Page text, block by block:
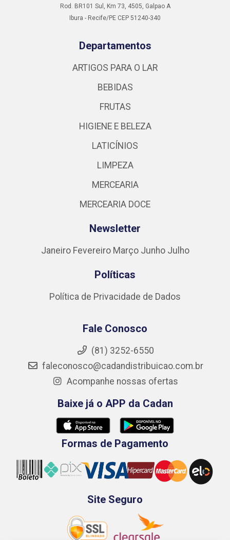
Rod. BR101 Sul, Km 73, 4505, Galpao A
Ibura - Recife/PE CEP 51240-340
Departamentos
ARTIGOS PARA O LAR
BEBIDAS
FRUTAS
HIGIENE E BELEZA
LATICÍNIOS
LIMPEZA
MERCEARIA
MERCEARIA DOCE
Newsletter
Janeiro Fevereiro Março Junho Julho
Políticas
Política de Privacidade de Dados
Fale Conosco
(81) 3252-6550
faleconosco@cadandistribuicao.com.br
Acompanhe nossas ofertas
Baixe já o APP da Cadan
Formas de Pagamento
Site Seguro